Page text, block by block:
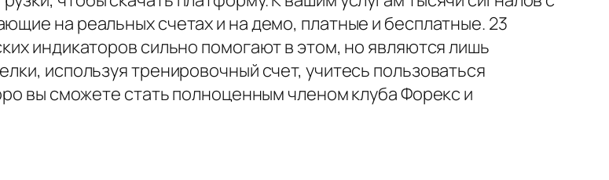
на реальных счетах и на демо, платные и бесплатные. 23
индикаторов сильно помогают в этом, но являются лишь
используя тренировочный счет, учитесь пользоваться
вы сможете стать полноценным членом клуба Форекс и